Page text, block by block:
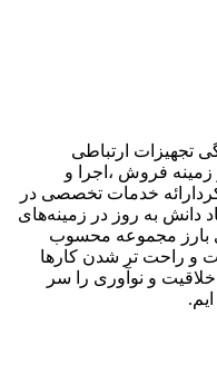
تجهیزات ارتباطی
کار خود را در زمینه فروش ،اجرا و
خدمات تخصصی در
دانش به‌ روز در زمینه‌های
بارز مجموعه محسوب
و راحت تر شدن کارها
و نوآوری را سر